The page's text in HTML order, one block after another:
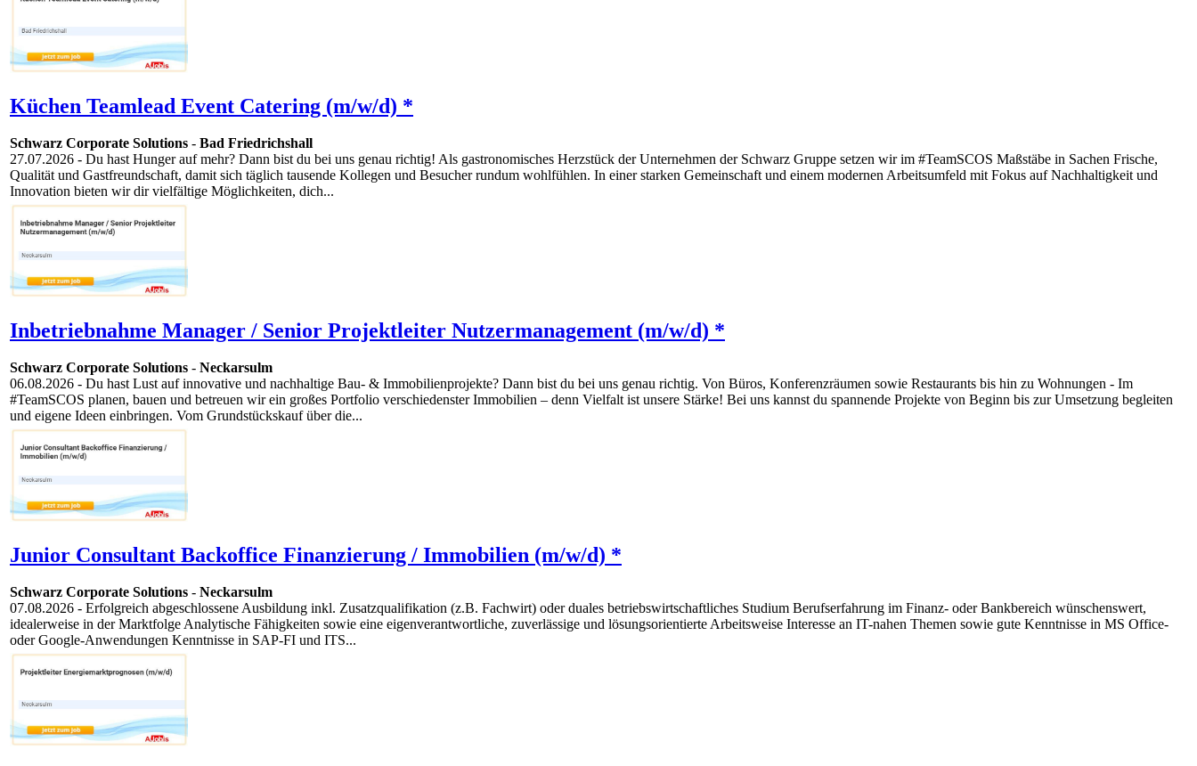
Küchen Teamlead Event Catering (m/w/d) *
Schwarz Corporate Solutions - Bad Friedrichshall
27.07.2026 - Du hast Hunger auf mehr? Dann bist du bei uns genau richtig! Als gastronomisches Herzstück der Unternehmen der Schwarz Gruppe setzen wir im #TeamSCOS Maßstäbe in Sachen Frische,
Qualität und Gastfreundschaft, damit sich täglich tausende Kollegen und Besucher rundum wohlfühlen. In einer starken Gemeinschaft und einem modernen Arbeitsumfeld mit Fokus auf Nachhaltigkeit und
Innovation bieten wir dir vielfältige Möglichkeiten, dich...
Inbetriebnahme Manager / Senior Projektleiter Nutzermanagement (m/w/d) *
Schwarz Corporate Solutions - Neckarsulm
06.08.2026 - Du hast Lust auf innovative und nachhaltige Bau- & Immobilienprojekte? Dann bist du bei uns genau richtig. Von Büros, Konferenzräumen sowie Restaurants bis hin zu Wohnungen - Im
#TeamSCOS planen, bauen und betreuen wir ein großes Portfolio verschiedenster Immobilien – denn Vielfalt ist unsere Stärke! Bei uns kannst du spannende Projekte von Beginn bis zur Umsetzung begleiten
und eigene Ideen einbringen. Vom Grundstückskauf über die...
Junior Consultant Backoffice Finanzierung / Immobilien (m/w/d) *
Schwarz Corporate Solutions - Neckarsulm
07.08.2026 - Erfolgreich abgeschlossene Ausbildung inkl. Zusatzqualifikation (z.B. Fachwirt) oder duales betriebswirtschaftliches Studium Berufserfahrung im Finanz- oder Bankbereich wünschenswert,
idealerweise in der Marktfolge Analytische Fähigkeiten sowie eine eigenverantwortliche, zuverlässige und lösungsorientierte Arbeitsweise Interesse an IT-nahen Themen sowie gute Kenntnisse in MS Office-
oder Google-Anwendungen Kenntnisse in SAP-FI und ITS...